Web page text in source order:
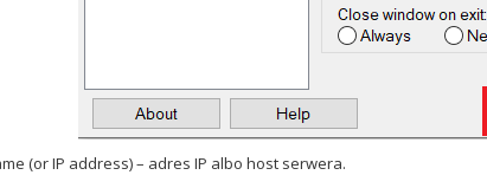
(or IP address) – adres IP albo host serwera.